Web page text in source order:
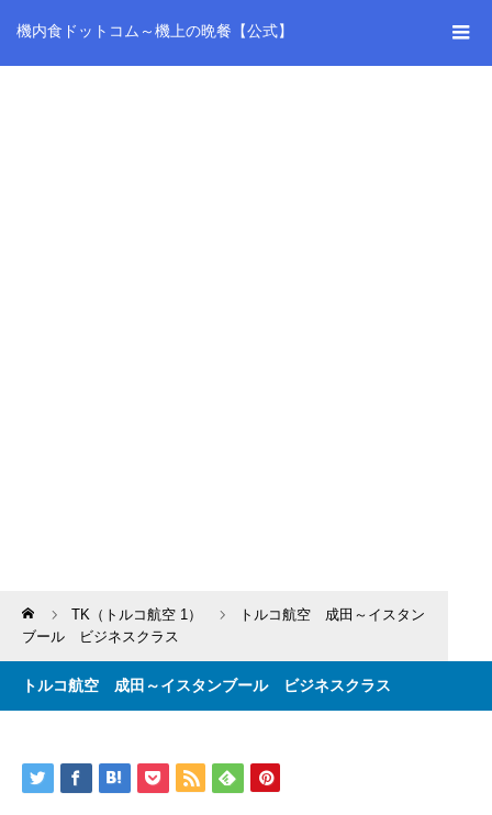
機内食ドットコム～機上の晩餐【公式】
Home TK（トルコ航空 1）
トルコ航空 成田～イスタン
ブール ビジネスクラス
トルコ航空 成田～イスタンブール ビジネスクラス